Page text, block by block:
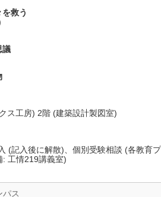
救う
議
工房) 2階 (建築設計製図室)
(記入後に解散)、個別受験相談 (各教育
工情219講義室)
パス